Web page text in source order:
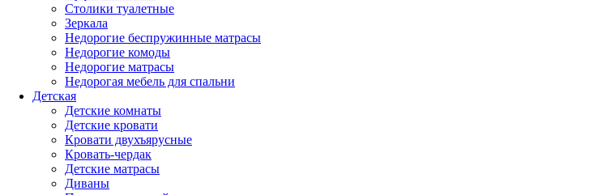
Столики туалетные
Зеркала
Недорогие беспружинные матрасы
Недорогие комоды
Недорогие матрасы
Недорогая мебель для спальни
Детская
Детские комнаты
Детские кровати
Кровати двухъярусные
Кровать-чердак
Детские матрасы
Диваны